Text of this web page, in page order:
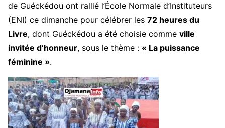
de Guéckédou ont rallié l’École Normale d’Instituteurs
(ENI) ce dimanche pour célébrer les 72 heures du
Livre, dont Guéckédou a été choisie comme ville
invitée d’honneur, sous le thème : « La puissance
féminine ».